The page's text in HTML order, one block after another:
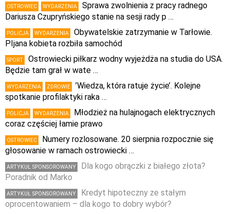
OSTROWIEC WYDARZENIA
Sprawa zwolnienia z pracy radnego
Dariusza Czupryńskiego stanie na sesji rady p …
POLICJA WYDARZENIA
Obywatelskie zatrzymanie w Tarłowie.
PIjana kobieta rozbiła samochód
SPORT
Ostrowiecki piłkarz wodny wyjeżdża na studia do USA.
Będzie tam grał w wate …
WYDARZENIA ZDROWIE
’Wiedza, która ratuje życie’. Kolejne
spotkanie profilaktyki raka …
POLICJA WYDARZENIA
Młodzież na hulajnogach elektrycznych
coraz częściej łamie prawo
OSTROWIEC
Numery rozlosowane. 20 sierpnia rozpocznie się
głosowanie w ramach ostrowiecki …
ARTYKUŁ SPONSOROWANY
Dla kogo obrączki z białego złota?
Poradnik od Marko
ARTYKUŁ SPONSOROWANY
Kredyt hipoteczny ze stałym
oprocentowaniem – dla kogo to dobry wybór?